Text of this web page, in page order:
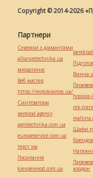
Copyright © 2014-2026
Партнери
Сережки з діамантами
alliancetechnika.ua
миралинкс
Веб мастер
https://motokosmos.ua/
Синтезатори
perevod.agency
agrotechnika.com.ua
europeservice.com.ua
текст юа
Посилання
kievperevod.com.ua
Винна
mk-
Шафи
кордон